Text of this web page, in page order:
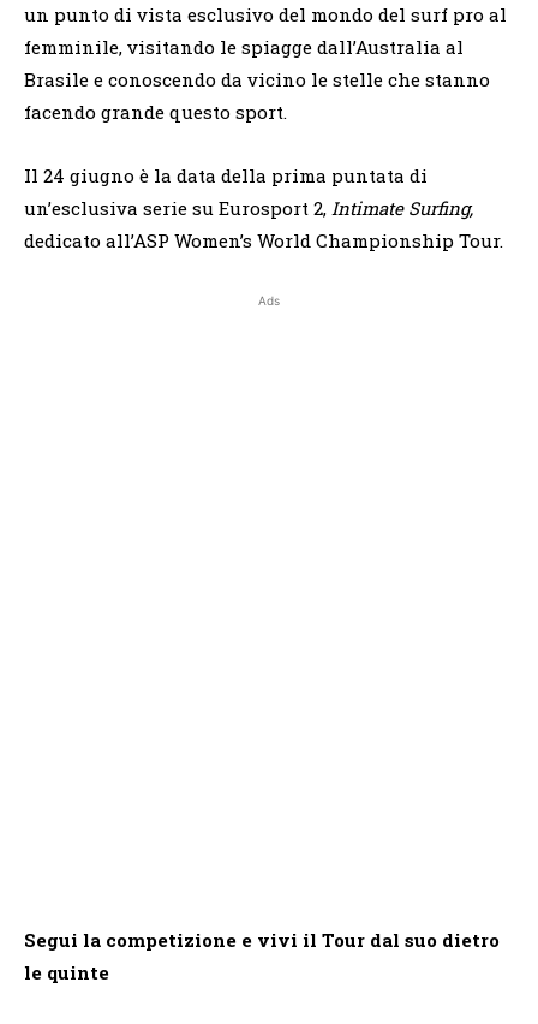
un punto di vista esclusivo del mondo del surf pro al
femminile, visitando le spiagge dall’Australia al
Brasile e conoscendo da vicino le stelle che stanno
facendo grande questo sport.
Il 24 giugno è la data della prima puntata di
un’esclusiva serie su Eurosport 2, Intimate Surfing,
dedicato all’ASP Women’s World Championship Tour.
Ads
Segui la competizione e vivi il Tour dal suo dietro
le quinte